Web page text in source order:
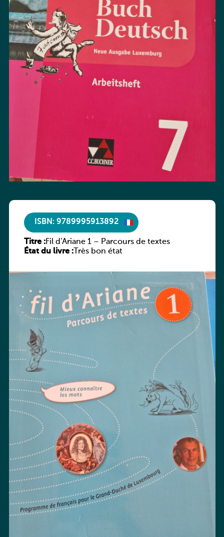
ISBN: 9789995913892
Titre :Fil d’Ariane 1 – Parcours de textes
État du livre :Très bon état